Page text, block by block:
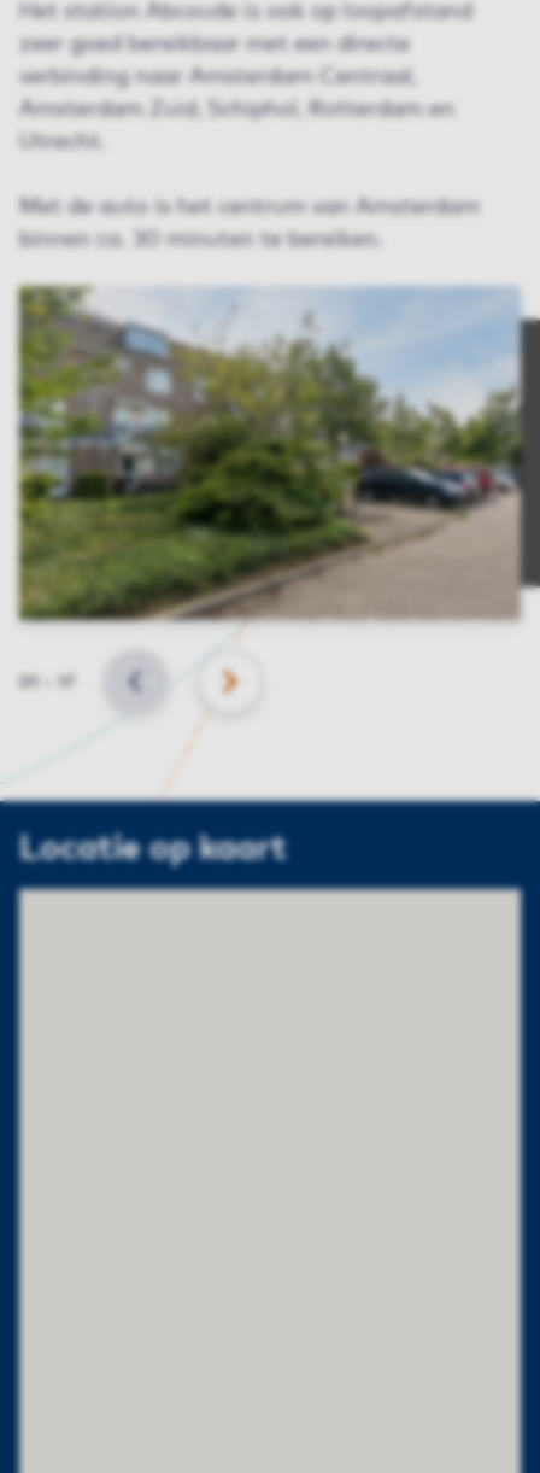
Het station Abcoude is ook op loopafstand
zeer goed bereikbaar met een directe
verbinding naar Amsterdam Centraal,
Amsterdam Zuid, Schiphol, Rotterdam en
Utrecht.
Met de auto is het centrum van Amsterdam
binnen ca. 30 minuten te bereiken.
Slide
VORIGE VOLGENDE
Locatie op kaart